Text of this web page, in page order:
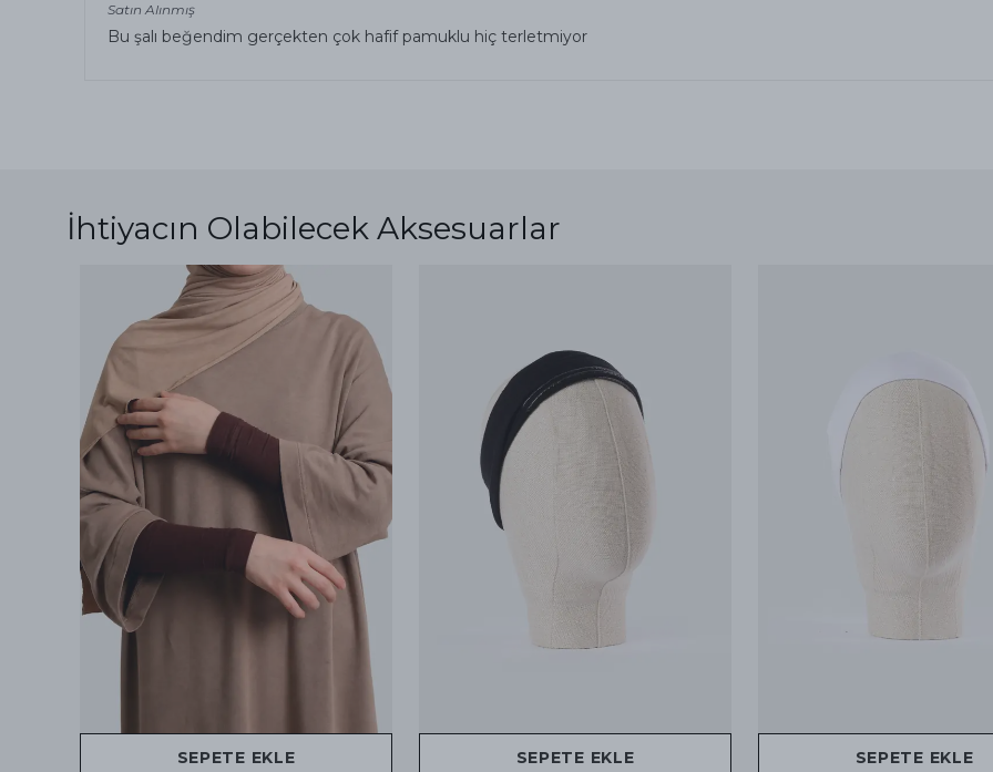
Satın Alınmış
Bu şalı beğendim gerçekten çok hafif pamuklu hiç terletmiyor
İhtiyacın Olabilecek Aksesuarlar
SEPETE EKLE SEPETE EKLE SEPETE EKLE